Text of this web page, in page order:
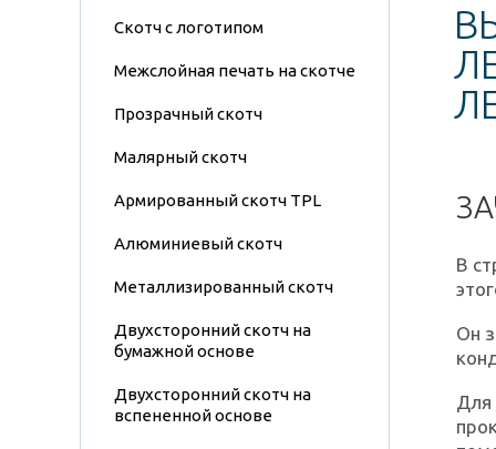
Скотч с логотипом
Межслойная печать на скотче
Прозрачный скотч
Малярный скотч
Армированный скотч TPL
Алюминиевый скотч
Металлизированный скотч
Двухсторонний скотч на
бумажной основе
Двухсторонний скотч на
вспененной основе
В
Он
Для